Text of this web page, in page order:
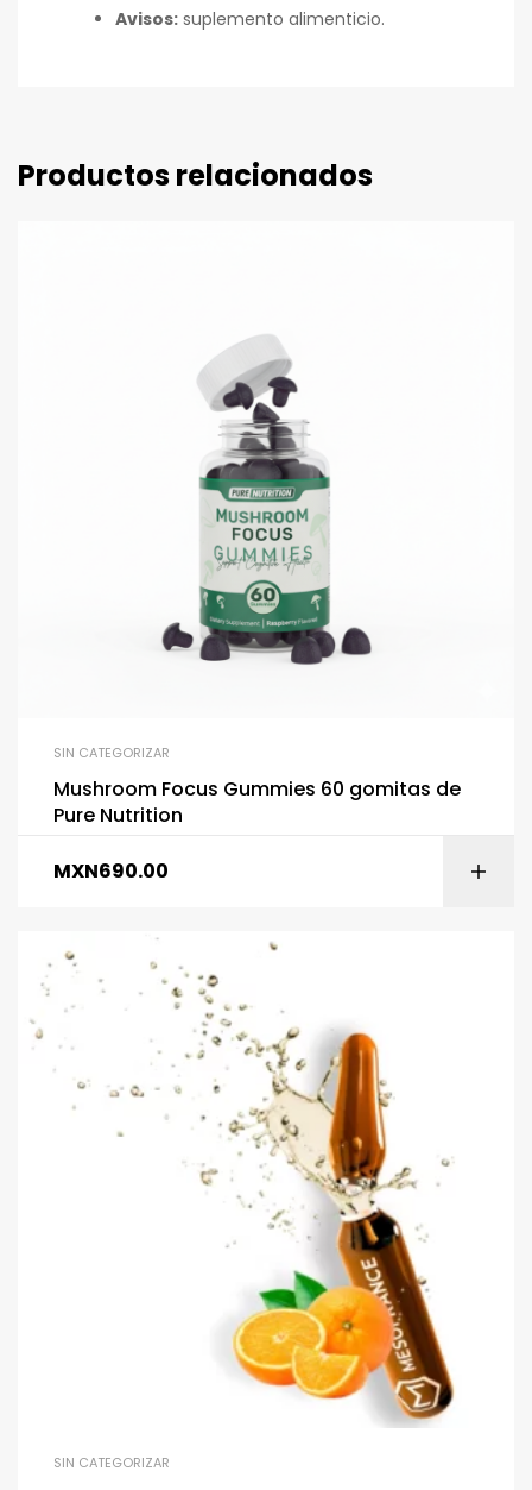
Avisos: suplemento alimenticio.
Productos relacionados
SIN CATEGORIZAR
Mushroom Focus Gummies 60 gomitas de
Pure Nutrition
MXN690.00
SIN CATEGORIZAR